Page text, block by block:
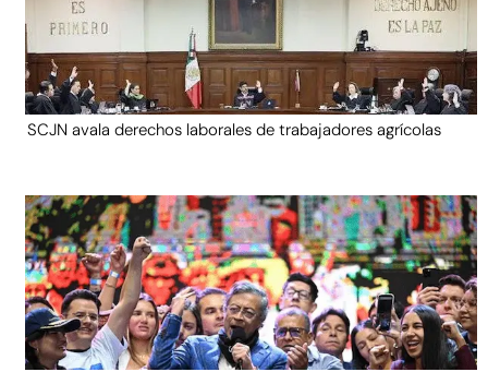
SCJN avala derechos laborales de trabajadores agrícolas